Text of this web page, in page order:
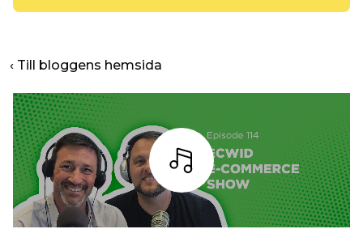
‹ Till bloggens hemsida
Lyssna